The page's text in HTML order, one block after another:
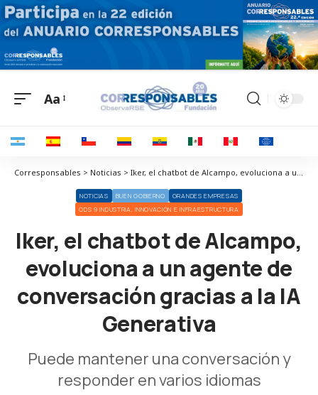
Aa
Corresponsables > Noticias > Iker, el chatbot de Alcampo, evoluciona a un agente de conversación gracias a la IA Generativa
NOTICIAS BUEN GOBIERNO
GRANDES EMPRESAS
ODS 9 INDUSTRIA, INNOVACIÓN E INFRAESTRUCTURA
Iker, el chatbot de Alcampo,
evoluciona a un agente de
conversación gracias a la IA
Generativa
Puede mantener una conversación y
responder en varios idiomas